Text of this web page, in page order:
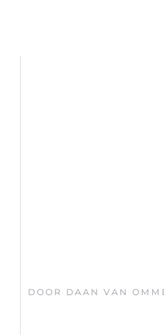
DOOR DAAN VAN